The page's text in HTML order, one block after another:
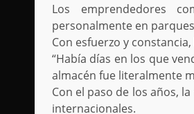
Los emprendedores
personalmente en
Con esfuerzo y
“Había días en los que
almacén fue literalmente
Con el paso de los años,
internacionales.